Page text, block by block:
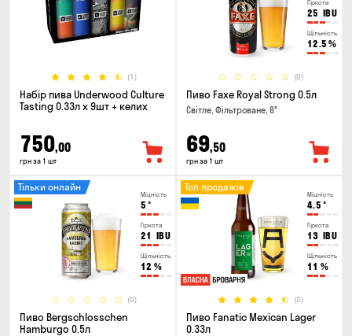
(1)
Набір пива Underwood Culture
Tasting 0.33л x 9шт + келих
750,00
грн за 1 шт
Гіркота
25 IBU
Щільність
12.5 %
(0)
Пиво Faxe Royal Strong 0.5л
Світле, Фільтроване, 8°
69,50
грн за 1 шт
Міцність
5 °
Гіркота
21 IBU
Щільність
12 %
(0)
Тільки онлайн
Пиво Bergschlosschen
Hamburgo 0.5л
Міцність
4.5 °
Гіркота
13 IBU
Щільність
11 %
(2)
Топ продажів
Пиво Fanatic Mexican Lager
0.33л